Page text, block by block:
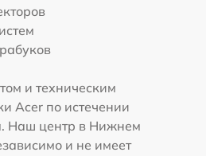
и техническим
Acer по истечении
Наш центр в Нижнем
и не имеет